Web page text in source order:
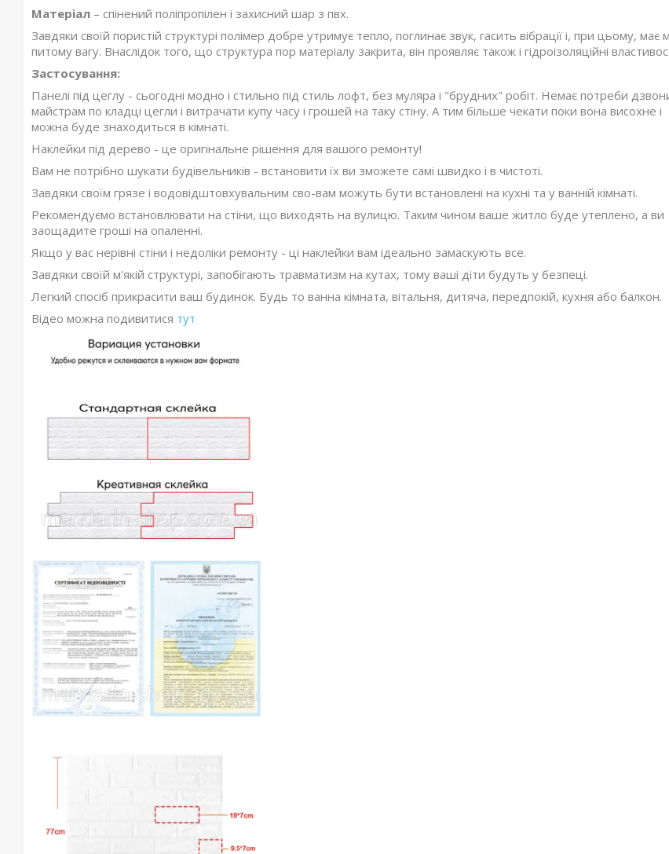
Матеріал – спінений поліпропілен і захисний шар з пвх.
Завдяки своїй пористій структурі полімер добре утримує тепло, поглинає звук, гасить вібрації і, при цьому, має
питому вагу. Внаслідок того, що структура пор матеріалу закрита, він проявляє також і гідроізоляційні
Застосування:
Панелі під цеглу - сьогодні модно і стильно під стиль лофт, без муляра і "брудних" робіт. Немає потреби
майстрам по кладці цегли і витрачати купу часу і грошей на таку стіну. А тим більше чекати поки вона висохне і
можна буде знаходиться в кімнаті.
Наклейки під дерево - це оригінальне рішення для вашого ремонту!
Вам не потрібно шукати будівельників - встановити їх ви зможете самі швидко і в чистоті.
Завдяки своїм грязе і водовідштовхувальним сво-вам можуть бути встановлені на кухні та у ванній кімнаті.
Рекомендуємо встановлювати на стіни, що виходять на вулицю. Таким чином ваше житло буде утеплено, а ви
заощадите гроші на опаленні.
Якщо у вас нерівні стіни і недоліки ремонту - ці наклейки вам ідеально замаскують все.
Завдяки своїй м'якій структурі, запобігають травматизм на кутах, тому ваші діти будуть у безпеці.
Легкий спосіб прикрасити ваш будинок. Будь то ванна кімната, вітальня, дитяча, передпокій, кухня або балкон.
Відео можна подивитися тут